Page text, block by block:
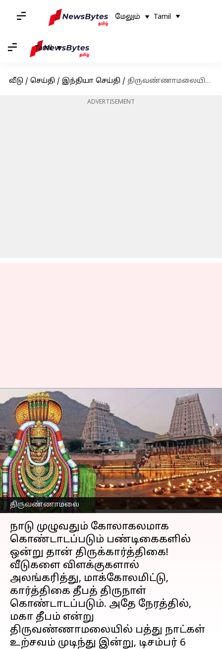
மேலும் Tamil
Tamil
வீடு / செய்தி / இந்தியா செய்தி / திருவண்ணாமலையில் கார்த்திகைத் தீபத் திருவிழா கோலாகலமாகக் கொண்டாட்டம்
ADVERTISEMENT
திருவண்ணாமலை
திருவண்ணாமலையில்
கார்த்திகைத் தீபத்
திருவிழா
கோலாகலமாகக்
கொண்டாட்டம்
எழுதியவர் Sayee Priyadarshini Dec 07, 2022 02:47 pm
செய்தி முன்னோட்டம்
நாடு முழுவதும் கோலாகலமாக
கொண்டாடப்படும் பண்டிகைகளில்
ஒன்று தான் திருக்கார்த்திகை!
வீடுகளை விளக்குகளால்
அலங்கரித்து, மாக்கோலமிட்டு,
கார்த்திகை தீபத் திருநாள்
கொண்டாடப்படும். அதே நேரத்தில்,
மகா தீபம் என்று
திருவண்ணாமலையில் பத்து நாட்கள்
உற்சவம் முடிந்து இன்று, டிசம்பர் 6